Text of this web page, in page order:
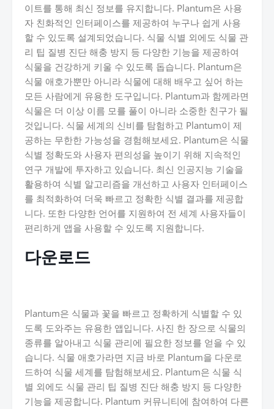
이트를 통해 최신 정보를 유지합니다. Plantum은 사용
자 친화적인 인터페이스를 제공하여 누구나 쉽게 사용
할 수 있도록 설계되었습니다. 식물 식별 외에도 식물 관
리 팁 질병 진단 해충 방지 등 다양한 기능을 제공하여
식물을 건강하게 키울 수 있도록 돕습니다. Plantum은
식물 애호가뿐만 아니라 식물에 대해 배우고 싶어 하는
모든 사람에게 유용한 도구입니다. Plantum과 함께라면
식물은 더 이상 이름 모를 풀이 아니라 소중한 친구가 될
것입니다. 식물 세계의 신비를 탐험하고 Plantum이 제
공하는 무한한 가능성을 경험해보세요. Plantum은 식물
식별 정확도와 사용자 편의성을 높이기 위해 지속적인
연구 개발에 투자하고 있습니다. 최신 인공지능 기술을
활용하여 식별 알고리즘을 개선하고 사용자 인터페이스
를 최적화하여 더욱 빠르고 정확한 식별 결과를 제공합
니다. 또한 다양한 언어를 지원하여 전 세계 사용자들이
편리하게 앱을 사용할 수 있도록 지원합니다.
다운로드
Plantum은 식물과 꽃을 빠르고 정확하게 식별할 수 있
도록 도와주는 유용한 앱입니다. 사진 한 장으로 식물의
종류를 알아내고 식물 관리에 필요한 정보를 얻을 수 있
습니다. 식물 애호가라면 지금 바로 Plantum을 다운로
드하여 식물 세계를 탐험해보세요. Plantum은 식물 식
별 외에도 식물 관리 팁 질병 진단 해충 방지 등 다양한
기능을 제공합니다. Plantum 커뮤니티에 참여하여 다른